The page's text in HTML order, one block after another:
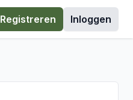
Registreren Inloggen